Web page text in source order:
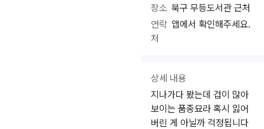
장소 북구 무등도서관 근처
연락
처
앱에서 확인해주세요.
상세 내용
지나가다 봤는데 겁이 많아
보이는 품종묘라 혹시 잃어
버린 게 아닐까 걱정됩니다